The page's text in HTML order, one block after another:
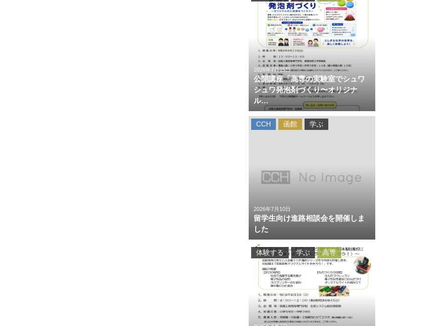
2026年7月15日
公開講座「高専の実験室でシュワ
シュワ発泡剤づくり〜オリジナ
ル…
2026年7月10日
留学生向け進路相談会を開催しま
した
CCH 函館 学ぶ
体験する 学ぶ 高専